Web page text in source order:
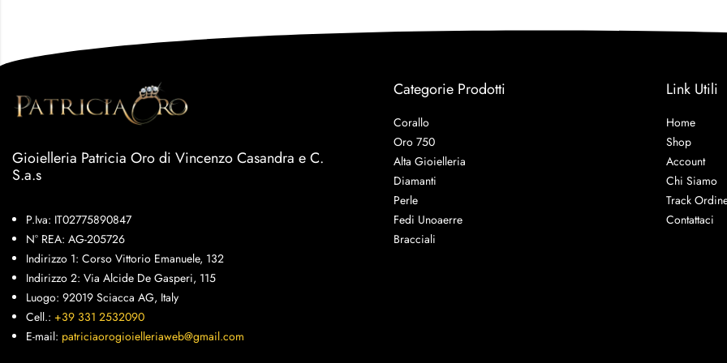
Gioielleria Patricia Oro di Vincenzo Casandra e C.
S.a.s
P.Iva: IT02775890847
N° REA: AG-205726
Indirizzo 1: Corso Vittorio Emanuele, 132
Indirizzo 2: Via Alcide De Gasperi, 115
Luogo: 92019 Sciacca AG, Italy
Cell.: +39 331 2532090
E-mail: patriciaorogioielleriaweb@gmail.com
Categorie Prodotti
Corallo
Oro 750
Alta Gioielleria
Diamanti
Perle
Fedi Unoaerre
Bracciali
Link Utili
Home
Shop
Account
Chi Siamo
Track
Contattaci